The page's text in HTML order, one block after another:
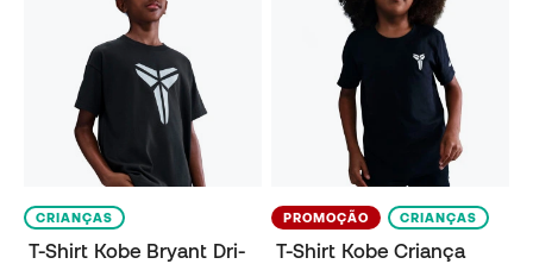
CRIANÇAS
T-Shirt Kobe Bryant Dri-
PROMOÇÃO CRIANÇAS
T-Shirt Kobe Criança